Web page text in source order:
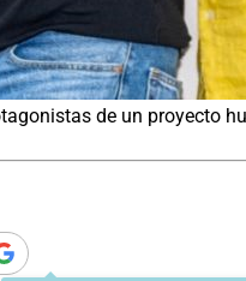
de un proyecto